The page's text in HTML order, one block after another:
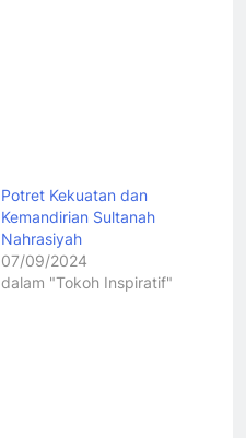
Potret Kekuatan dan
Kemandirian Sultanah
Nahrasiyah
07/09/2024
dalam "Tokoh Inspiratif"